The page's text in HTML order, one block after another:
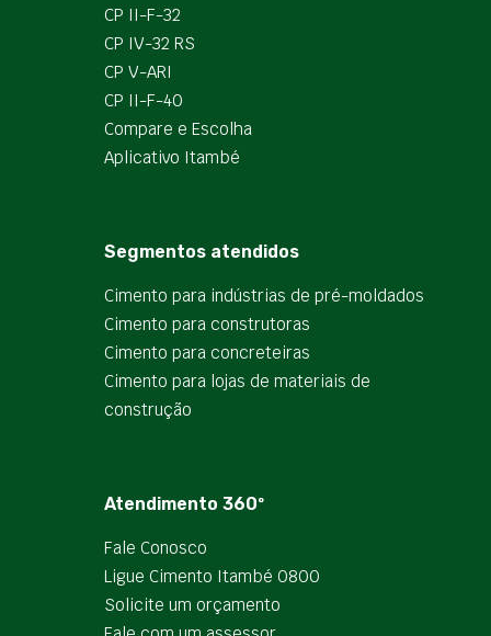
CP II-F-32
CP IV-32 RS
CP V-ARI
CP II-F-40
Compare e Escolha
Aplicativo Itambé
Segmentos atendidos
Cimento para indústrias de pré-moldados
Cimento para construtoras
Cimento para concreteiras
Cimento para lojas de materiais de
construção
Atendimento 360º
Fale Conosco
Ligue Cimento Itambé 0800
Solicite um orçamento